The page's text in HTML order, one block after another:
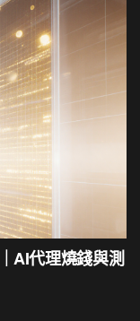
AI代理燒錢與測